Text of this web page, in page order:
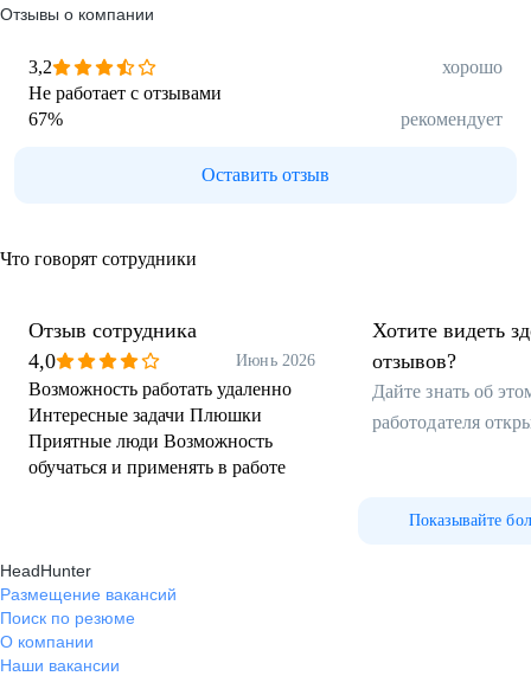
Отзывы о компании
3,2
хорошо
Не работает с отзывами
67% рекомендует
Оставить отзыв
Что говорят сотрудники
Отзыв сотрудника
4,0
Июнь 2026
Возможность работать удаленно
Интересные задачи Плюшки
Приятные люди Возможность
обучаться и применять в работе
Хотите видеть
отзывов?
Дайте знать об
работодателя
Показывайте
HeadHunter
Размещение вакансий
Поиск по резюме
О компании
Наши вакансии